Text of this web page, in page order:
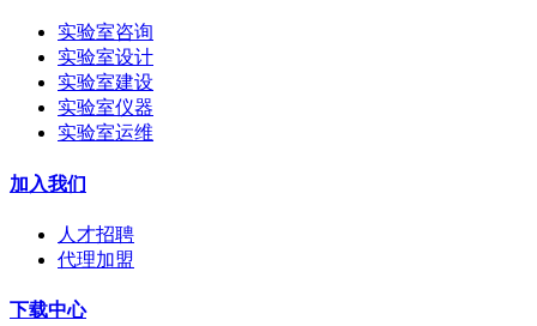
实验室咨询
实验室设计
实验室建设
实验室仪器
实验室运维
加入我们
人才招聘
代理加盟
下载中心